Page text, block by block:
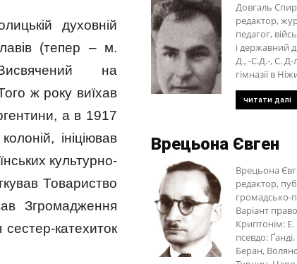
духовній
(тепер – м.
Висвячений на
ж року виїхав
а в 1917
ініціював
культурно-
Товариство
Згромадження
катехиток
Довгаль
редактор,
педагог,
і державний
Д., -С.Д.-, С. Д-
гімназії в
читати далі
Врецьона Євген
Врецьона
редактор,
громадсько-
Варіант
Криптонім:
псевдо:
Беран,